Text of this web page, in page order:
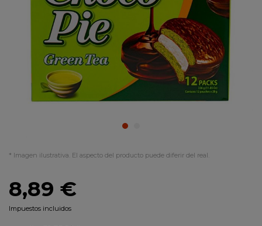
* Imagen ilustrativa. El aspecto del producto puede diferir del real.
8,89 €
Impuestos incluidos